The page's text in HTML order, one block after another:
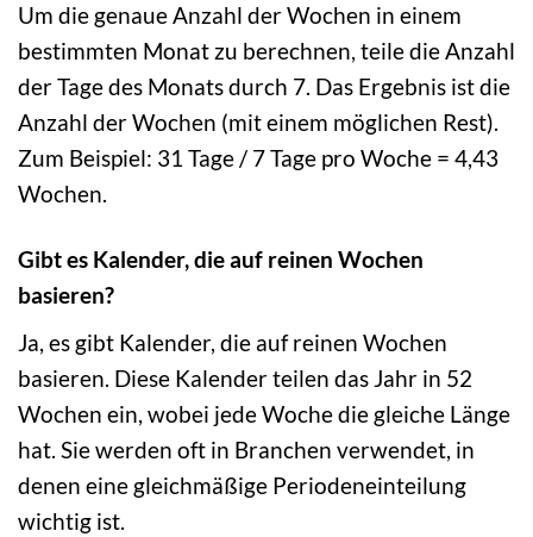
Um die genaue Anzahl der Wochen in einem
bestimmten Monat zu berechnen, teile die Anzahl
der Tage des Monats durch 7. Das Ergebnis ist die
Anzahl der Wochen (mit einem möglichen Rest).
Zum Beispiel: 31 Tage / 7 Tage pro Woche = 4,43
Wochen.
Gibt es Kalender, die auf reinen Wochen
basieren?
Ja, es gibt Kalender, die auf reinen Wochen
basieren. Diese Kalender teilen das Jahr in 52
Wochen ein, wobei jede Woche die gleiche Länge
hat. Sie werden oft in Branchen verwendet, in
denen eine gleichmäßige Periodeneinteilung
wichtig ist.